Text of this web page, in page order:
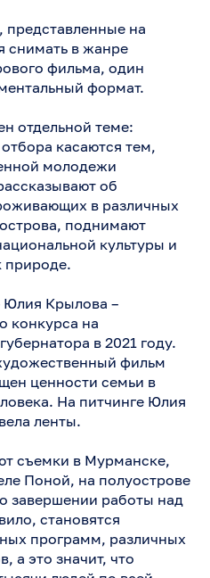
представленные на
снимать в жанре
фильма, один
формат.
отдельной теме:
касаются тем,
молодежи
об
в различных
поднимают
культуры и
природе.
Юлия Крылова –
конкурса на
в 2021 году.
фильм
ценности семьи в
На питчинге Юлия
ленты.
съемки в Мурманске,
Поной, на полуострове
завершении работы над
становятся
программ, различных
а это значит, что